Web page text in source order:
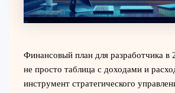
Финансовый план для разработчика в
не просто таблица с доходами и
инструмент стратегического